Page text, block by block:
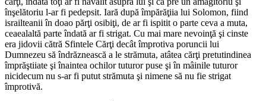
înşelătoriu l-ar fi pedepsit. Iară după împărăţiia lui Solomon, fiind
israilteanii în doao părţi osibiţi, de ar fi ispitit o parte ceva a muta,
ceaealaltă parte îndată ar fi strigat. Cu mai mare nevoinţă şi cinste
era jidovii cătră Sfintele Cărţi decât împrotiva poruncii lui
Dumnezeu să îndrăznească a le strămuta, atâtea cărţi pretutindinea
împrăştiiate şi înaintea ochilor tuturor puse şi în mâinile tuturor
nicidecum nu s-ar fi putut strămuta şi nimene să nu fie strigat
împrotivă.